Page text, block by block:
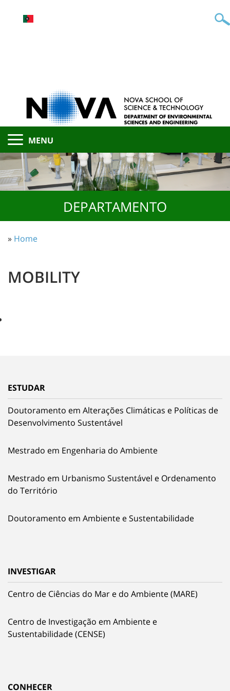
MENU
DEPARTAMENTO
» Home
MOBILITY
ESTUDAR
Doutoramento em Alterações Climáticas e Políticas de
Desenvolvimento Sustentável
Mestrado em Engenharia do Ambiente
Mestrado em Urbanismo Sustentável e Ordenamento
do Território
Doutoramento em Ambiente e Sustentabilidade
INVESTIGAR
Centro de Ciências do Mar e do Ambiente (MARE)
Centro de Investigação em Ambiente e
Sustentabilidade (CENSE)
CONHECER